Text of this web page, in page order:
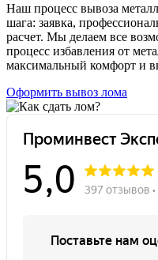
Наш процесс вывоза
шага: заявка,
расчет. Мы делаем все
процесс избавления от
максимальный комфорт и
Оформить вывоз лома